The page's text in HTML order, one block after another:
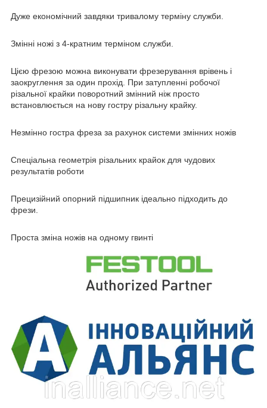
Дуже економічний завдяки тривалому терміну служби.
Змінні ножі з 4-кратним терміном служби.
Цією фрезою можна виконувати фрезерування врівень і
заокруглення за один прохід. При затупленні робочої
різальної крайки поворотний змінний ніж просто
встановлюється на нову гостру різальну крайку.
Незмінно гостра фреза за рахунок системи змінних ножів
Спеціальна геометрія різальних крайок для чудових
результатів роботи
Прецизійний опорний підшипник ідеально підходить до
фрези.
Проста зміна ножів на одному гвинті